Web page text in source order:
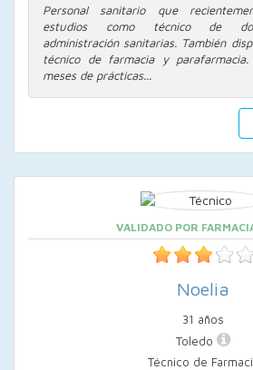
Personal sanitario que
estudios como técnico de
administración sanitarias. También
técnico de farmacia y
meses de prácticas...
VALIDADO POR
Noelia
31 años
Toledo
Técnico de